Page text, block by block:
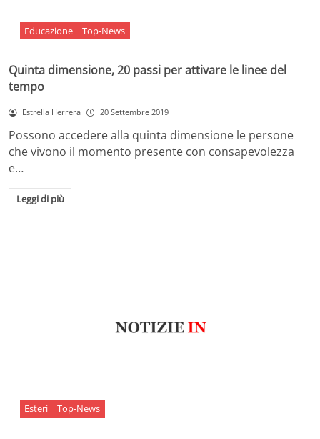
Educazione Top-News
Quinta dimensione, 20 passi per attivare le linee del
tempo
Estrella Herrera 20 Settembre 2019
Possono accedere alla quinta dimensione le persone
che vivono il momento presente con consapevolezza
e…
Leggi di più
Esteri Top-News